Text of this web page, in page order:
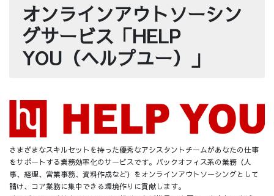
オンラインアウトソーシン
グサービス「HELP
YOU（ヘルプユー）」
さまざまなスキルセットを持った優秀なアシスタントチームがあなたの仕事
をサポートする業務効率化のサービスです。バックオフィス系の業務（人
事、経理、営業事務、資料作成など）をオンラインアウトソーシングとして
請け、コア業務に集中できる環境作りに貢献します。